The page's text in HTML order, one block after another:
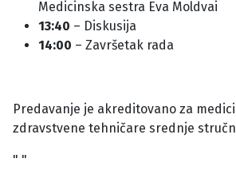
Medicinska sestra Eva Moldvai
13:40 – Diskusija
14:00 – Završetak rada
Predavanje je akreditovano za
zdravstvene tehničare srednje
" "